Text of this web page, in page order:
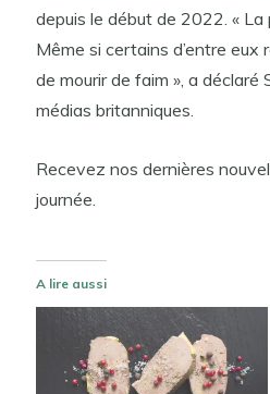
depuis le début de 2022. «
Même si certains d’entre eux
de mourir de faim », a
médias britanniques.
Recevez nos dernières
journée.
A lire aussi